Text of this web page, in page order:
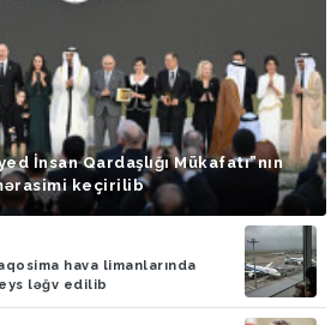
İnsan Qardaşlığı Mükafatı”nın
keçirilib
hava limanlarında
ləğv edilib